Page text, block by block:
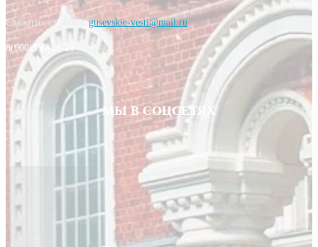
Свяжитесь с нами:gusevskie-vesti@mail.ru
8(900)590-21-21
МЫ В СОЦСЕТЯХ